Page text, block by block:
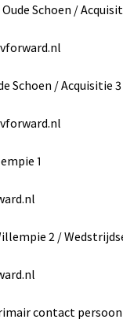
Schoen /
Schoen / Acquisitie 3
1
2 /
contact